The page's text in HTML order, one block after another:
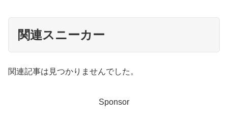
関連スニーカー
関連記事は見つかりませんでした。
Sponsor